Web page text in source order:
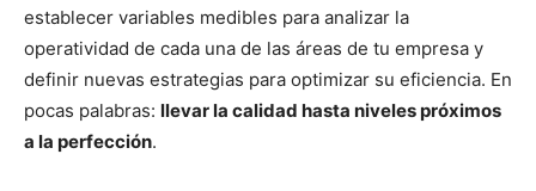
establecer variables medibles para analizar la
operatividad de cada una de las áreas de tu empresa y
definir nuevas estrategias para optimizar su eficiencia. En
pocas palabras: llevar la calidad hasta niveles próximos
a la perfección.